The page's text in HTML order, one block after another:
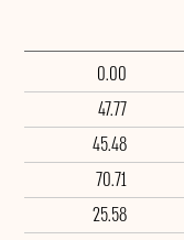
0.00
47.77
45.48
70.71
25.58